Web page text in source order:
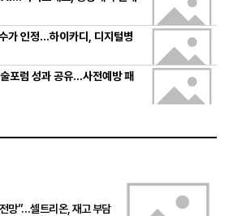
가 인정…하이카디, 디지털병
포럼 성과 공유…사전예방 패
망”…셀트리온, 재고 부담